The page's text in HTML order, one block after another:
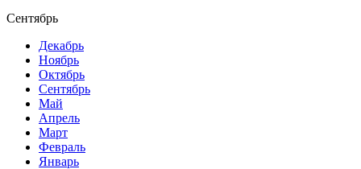
Сентябрь
Декабрь
Ноябрь
Октябрь
Сентябрь
Май
Апрель
Март
Февраль
Январь